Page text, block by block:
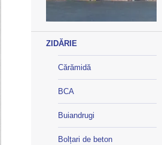
ZIDĂRIE
Cărămidă
BCA
Buiandrugi
Bolțari de beton